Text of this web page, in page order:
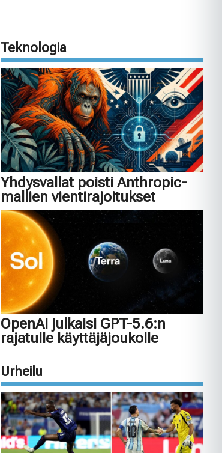
Teknologia
Yhdysvallat poisti Anthropic-
mallien vientirajoitukset
OpenAI julkaisi GPT-5.6:n
rajatulle käyttäjäjoukolle
Urheilu